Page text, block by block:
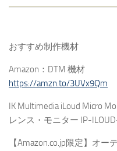
おすすめ制作機材
Amazon：DTM 機材
https://amzn.to/3UVx9Qm
IK Multimedia iLoud Micro
レンス・モニター IP-
【Amazon.co.jp限定】オ